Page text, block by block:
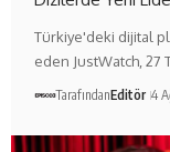
Türkiye'deki dijital
eden JustWatch, 27
TarafındanEditör 4